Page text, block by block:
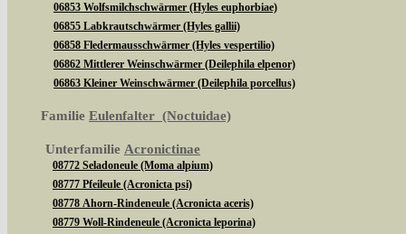
06853 Wolfsmilchschwärmer (Hyles euphorbiae)
06855 Labkrautschwärmer (Hyles gallii)
06858 Fledermausschwärmer (Hyles vespertilio)
06862 Mittlerer Weinschwärmer (Deilephila elpenor)
06863 Kleiner Weinschwärmer (Deilephila porcellus)
Familie Eulenfalter (Noctuidae)
Unterfamilie Acronictinae
08772 Seladoneule (Moma alpium)
08777 Pfeileule (Acronicta psi)
08778 Ahorn-Rindeneule (Acronicta aceris)
08779 Woll-Rindeneule (Acronicta leporina)